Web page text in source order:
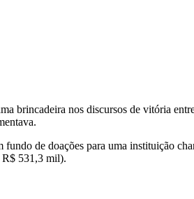
brincadeira nos discursos de vitória
fundo de doações para uma instituição
R$ 531,3 mil).